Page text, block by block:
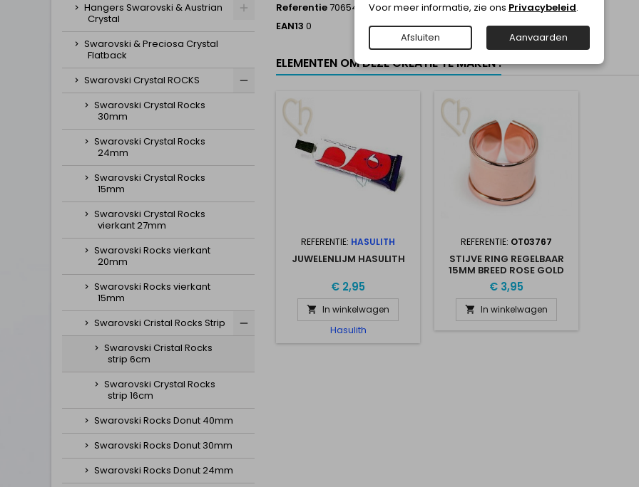
Hangers Swarovski & Austrian
Crystal
Swarovski & Preciosa Crystal
Flatback
Swarovski Crystal ROCKS
Swarovski Crystal Rocks
30mm
Swarovski Crystal Rocks
24mm
Swarovski Crystal Rocks
15mm
Swarovski Crystal Rocks
vierkant 27mm
Swarovski Rocks vierkant
20mm
Swarovski Rocks vierkant
15mm
Swarovski Cristal Rocks Strip
Swarovski Cristal Rocks
strip 6cm
Swarovski Crystal Rocks
strip 16cm
Swarovski Rocks Donut 40mm
Swarovski Rocks Donut 30mm
Swarovski Rocks Donut 24mm
Referentie706544010001GSHA6cm
EAN13 0
ELEMENTEN OM DEZE CREATIE TE MAKEN :
REFERENTIE: HASULITH
JUWELENLIJM HASULITH
€ 2,95
 In winkelwagen
Hasulith
REFERENTIE: OT03767
STIJVE RING REGELBAAR
15MM BREED ROSE GOLD
€ 3,95
 In winkelwagen
Voor meer informatie, zie ons Privacybeleid.
Afsluiten Aanvaarden